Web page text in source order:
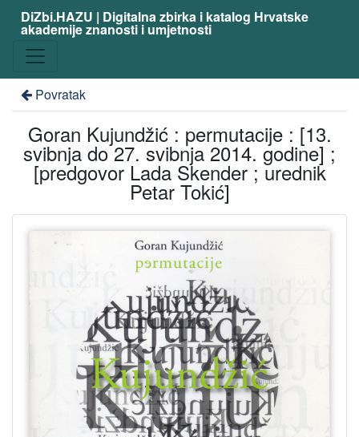
DiZbi.HAZU | Digitalna zbirka i katalog Hrvatske
akademije znanosti i umjetnosti
Povratak
Goran Kujundžić : permutacije : [13.
svibnja do 27. svibnja 2014. godine] ;
[predgovor Lada Skender ; urednik
Petar Tokić]